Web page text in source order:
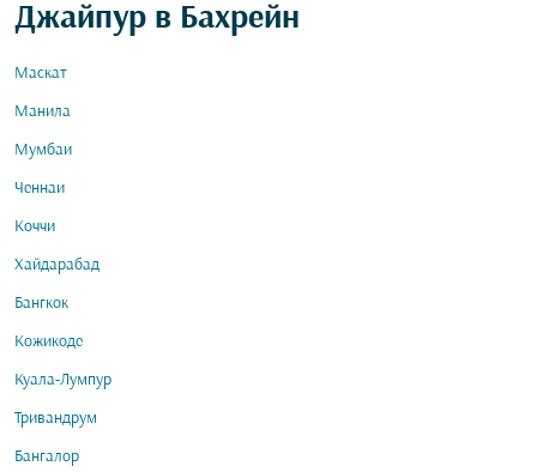
Джайпур в Бахрейн
Маскат
Манила
Мумбаи
Ченнаи
Коччи
Хайдарабад
Бангкок
Кожикоде
Куала-Лумпур
Тривандрум
Бангалор